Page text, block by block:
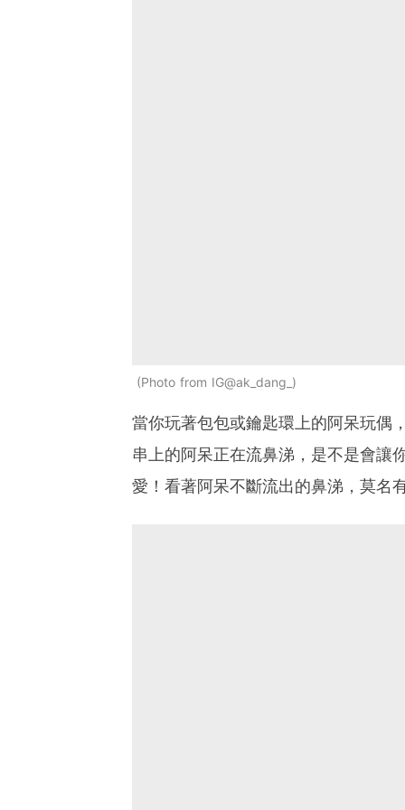
Photo from IG@ak_dang_
當你玩著包包或鑰匙環上的阿呆玩偶
串上的阿呆正在流鼻涕，是不是會讓
愛！看著阿呆不斷流出的鼻涕，莫名